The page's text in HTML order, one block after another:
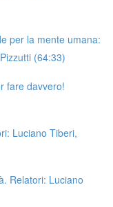
per la mente umana:
(64:33)
fare davvero!
Luciano Tiberi,
Relatori: Luciano